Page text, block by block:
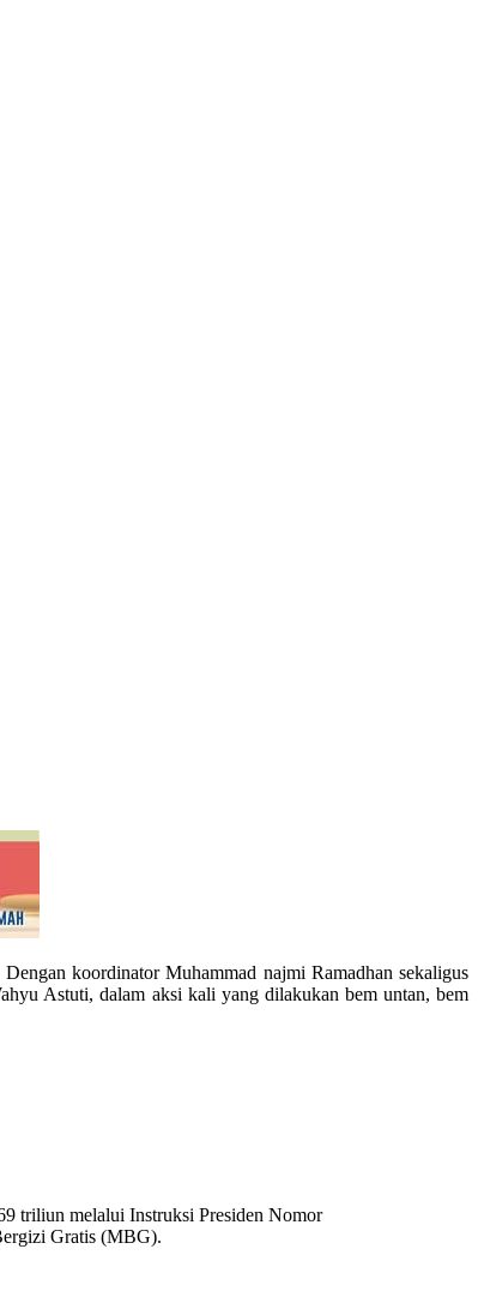
koordinator Muhammad najmi Ramadhan sekaligus
Astuti, dalam aksi kali yang dilakukan bem untan, bem
triliun melalui Instruksi Presiden Nomor
Gratis (MBG).